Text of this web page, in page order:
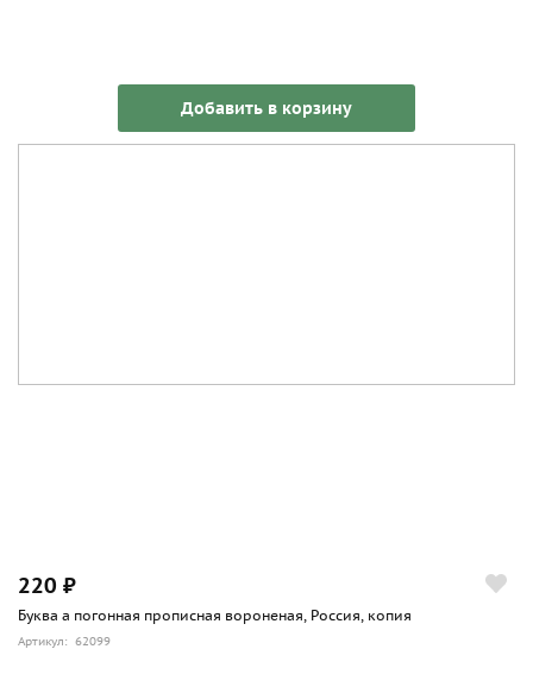
Добавить в корзину
220 ₽
Буква а погонная прописная вороненая, Россия, копия
Артикул: 62099